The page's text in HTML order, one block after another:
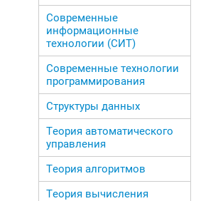
Современные
информационные
технологии (СИТ)
Современные технологии
программирования
Структуры данных
Теория автоматического
управления
Теория алгоритмов
Теория вычисления